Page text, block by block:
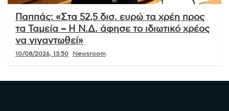
Παππάς: «Στα 52,5 δισ. ευρώ τα χρέη προς
τα Ταμεία – Η Ν.Δ. άφησε το ιδιωτικό χρέος
να γιγαντωθεί»
10/08/2026, 13:50 Newsroom